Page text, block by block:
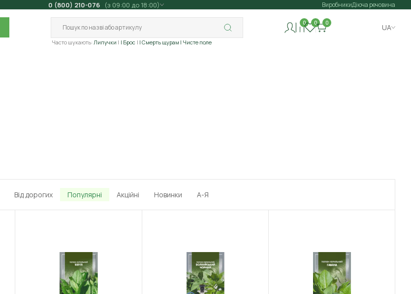
0 (800) 210-076 (з 09:00 до 18:00) ВиробникиДіюча речовина
Часто шукають: Липучки | Брос | Смерть щурам | Чисте поле
0 0 0
UA
Від дорогих Популярні Акційні Новинки А-Я